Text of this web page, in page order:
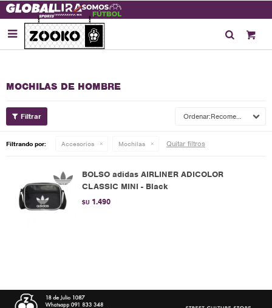

MOCHILAS DE HOMBRE
Recomendados
Filtrando por: Accesorios Mochilas Quitar filtros
BOLSO adidas AIRLINER ADICOLOR
CLASSIC MINI - Black
$U 1.490